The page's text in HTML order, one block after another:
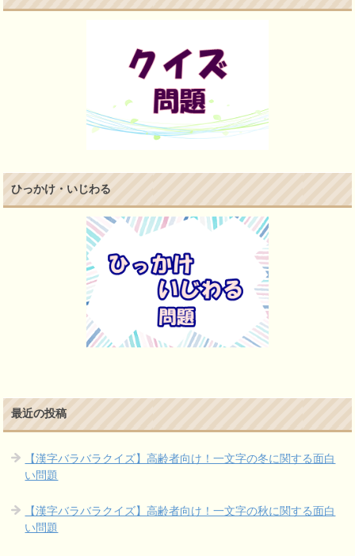
ひっかけ・いじわる
最近の投稿
【漢字バラバラクイズ】高齢者向け！一文字の冬に関する面白
い問題
【漢字バラバラクイズ】高齢者向け！一文字の秋に関する面白
い問題